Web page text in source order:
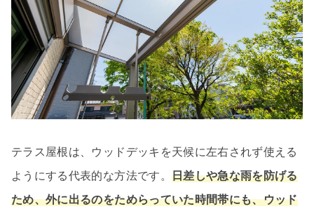
テラス屋根は、ウッドデッキを天候に左右されず使える
ようにする代表的な方法です。 日差しや急な雨を防げる
ため、外に出るのをためらっていた時間帯にも、ウッド